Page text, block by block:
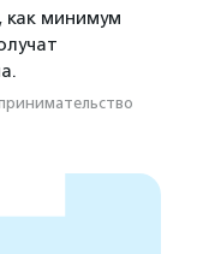
минимум